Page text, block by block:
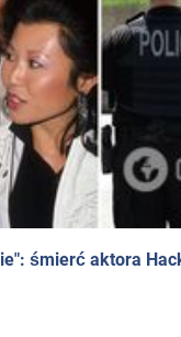
śmierć aktora